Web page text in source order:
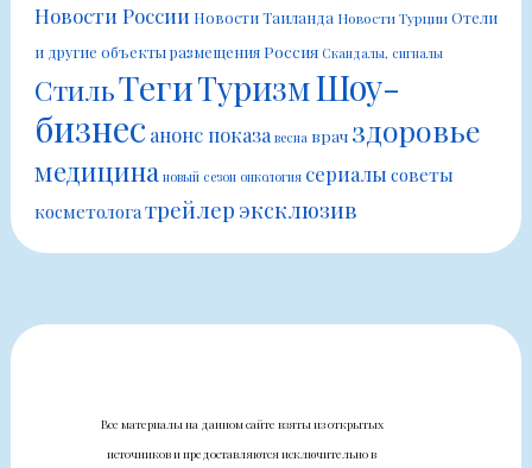
Новости России Новости Таиланда Новости ТурцииОтели
и другие объекты размещенияРоссия Скандалы, сигналы
СтильТегиТуризмШоу-
бизнес анонс показа весна врач здоровье
медицина новый сезон онкология сериалы советы
косметологатрейлер эксклюзив
Все материалы на данном сайте взяты из открытых
источников и предоставляются исключительно в